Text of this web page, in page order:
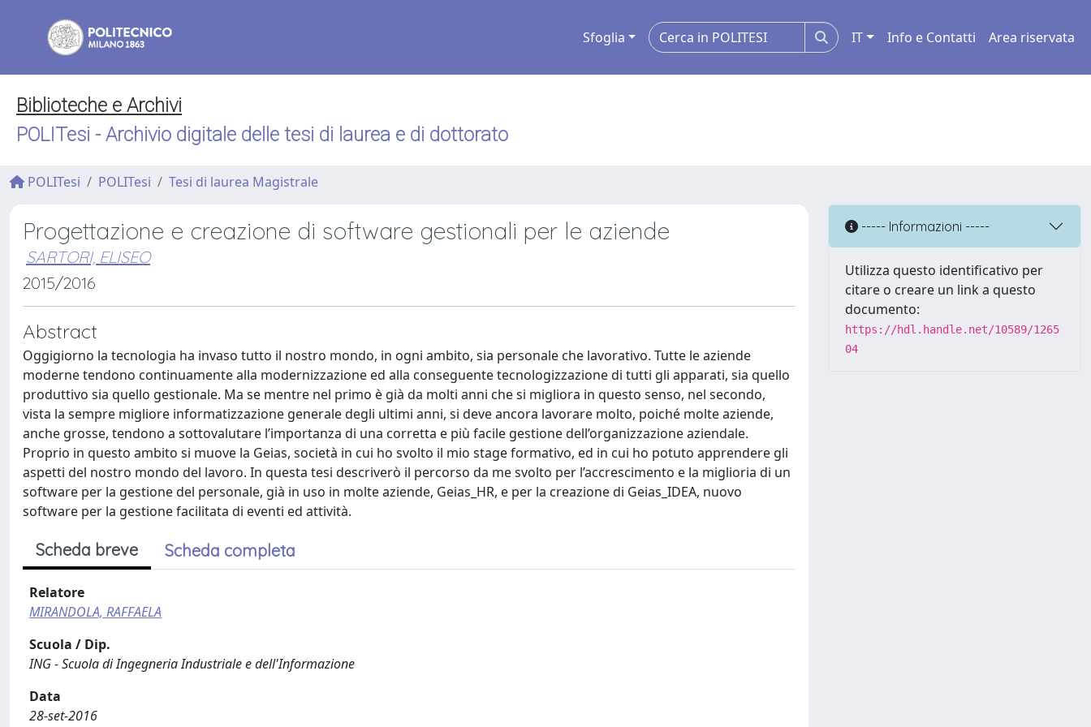
Sfoglia IT Info e Contatti Area riservata
Biblioteche e Archivi
POLITesi - Archivio digitale delle tesi di laurea e di dottorato
POLITesi POLITesi Tesi di laurea Magistrale
Progettazione e creazione di software gestionali per le aziende
SARTORI, ELISEO
2015/2016
Abstract
Oggigiorno la tecnologia ha invaso tutto il nostro mondo, in ogni ambito, sia personale che lavorativo. Tutte le aziende
moderne tendono continuamente alla modernizzazione ed alla conseguente tecnologizzazione di tutti gli apparati, sia quello
produttivo sia quello gestionale. Ma se mentre nel primo è già da molti anni che si migliora in questo senso, nel secondo,
vista la sempre migliore informatizzazione generale degli ultimi anni, si deve ancora lavorare molto, poiché molte aziende,
anche grosse, tendono a sottovalutare l’importanza di una corretta e più facile gestione dell’organizzazione aziendale.
Proprio in questo ambito si muove la Geias, società in cui ho svolto il mio stage formativo, ed in cui ho potuto apprendere gli
aspetti del nostro mondo del lavoro. In questa tesi descriverò il percorso da me svolto per l’accrescimento e la miglioria di un
software per la gestione del personale, già in uso in molte aziende, Geias_HR, e per la creazione di Geias_IDEA, nuovo
software per la gestione facilitata di eventi ed attività.
Scheda breve Scheda completa
Relatore
MIRANDOLA, RAFFAELA
Scuola / Dip.
ING - Scuola di Ingegneria Industriale e dell'Informazione
Data
28-set-2016
----- Informazioni -----
Utilizza questo identificativo per
citare o creare un link a questo
documento:
https://hdl.handle.net/10589/1265
04